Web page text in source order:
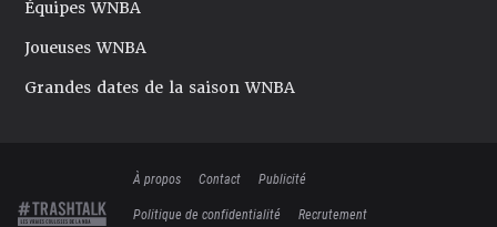
Équipes WNBA
Joueuses WNBA
Grandes dates de la saison WNBA
À propos Contact
Publicité
Politique de confidentialité
Recrutement